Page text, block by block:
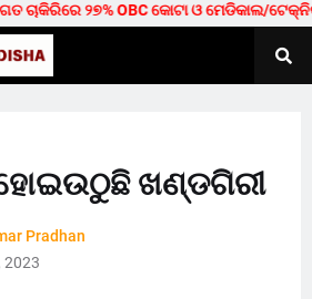
ଚାକିରିରେ ୨୭% OBC କୋଟା ଓ ମେଡିକାଲ/
ଖଣ୍ଡଗିରୀ
Pradhan
2023